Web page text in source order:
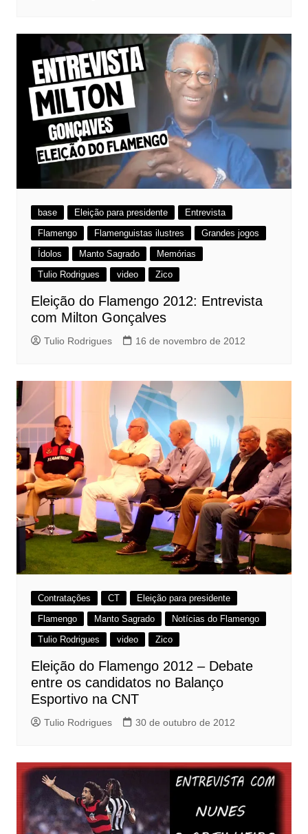
base Eleição para presidente
Entrevista
Flamengo
Flamenguistas ilustres
Grandes jogos
Ídolos
Manto Sagrado
Memórias
Tulio Rodrigues
video Zico
Eleição do Flamengo 2012: Entrevista
com Milton Gonçalves
Tulio Rodrigues 16 de novembro de 2012
Contratações CT
Eleição para presidente
Flamengo
Manto Sagrado
Notícias do Flamengo
Tulio Rodrigues
video Zico
Eleição do Flamengo 2012 – Debate
entre os candidatos no Balanço
Esportivo na CNT
Tulio Rodrigues 30 de outubro de 2012